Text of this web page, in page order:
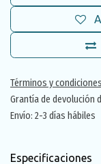
Términos y condiciones
Grantía de devolución
Envío: 2-3 días hábiles
Especificaciones